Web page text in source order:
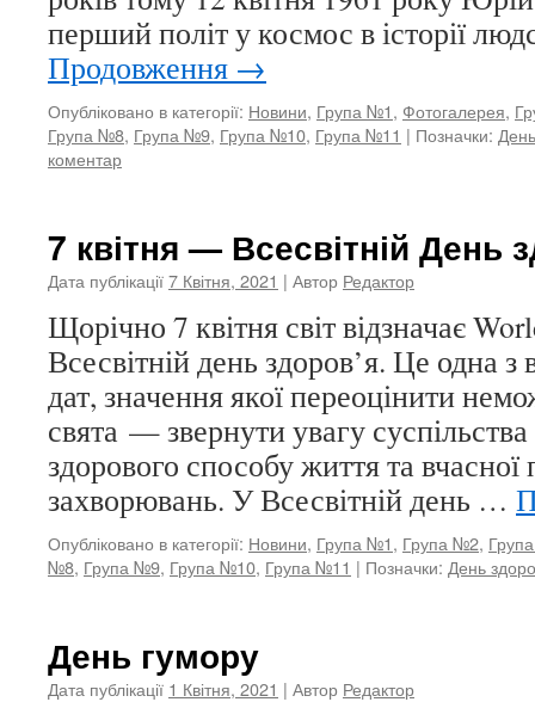
перший політ у космос в історії
Продовження →
Опубліковано в категорії: Новини, Група №1, Фотогалерея,
Група №8, Група №9, Група №10, Група №11 | Позначки:
коментар
7 квітня — Всесвітній День
Дата публікації7 Квітня, 2021 | Автор Редактор
Щорічно 7 квітня світ відзначає
Всесвітній день здоров’я. Це одна
дат, значення якої переоцінити
свята — звернути увагу
здорового способу життя та
захворювань. У Всесвітній день …
Опубліковано в категорії: Новини, Група №1, Група №2,
№8, Група №9, Група №10, Група №11 | Позначки: День
День гумору
Дата публікації 1 Квітня, 2021 | Автор Редактор